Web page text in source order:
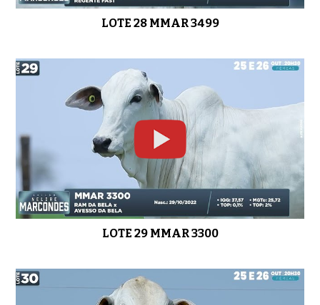
LOTE 28 MMAR 3499
LOTE 29 MMAR 3300